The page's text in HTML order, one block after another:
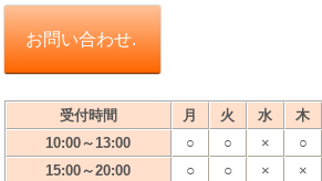
お問い合わせ.
受付時間 月 火 水 木
10:00～13:00
○ ○ × ○
15:00～20:00
○ ○ × ×